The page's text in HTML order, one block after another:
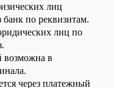
лиц
банк по реквизитам.
лиц по
возможна в
через платежный